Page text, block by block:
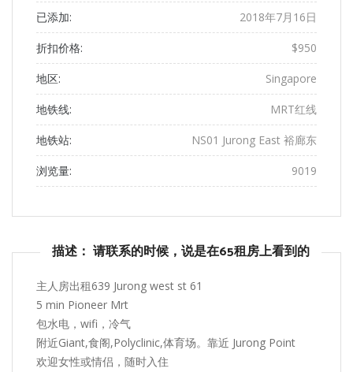
已添加: 2018年7月16日
折扣价格: $950
地区: Singapore
地铁线: MRT红线
地铁站: NS01 Jurong East 裕廊东
浏览量: 9019
描述： 请联系的时候，说是在65租房上看到的
主人房出租639 Jurong west st 61
5 min Pioneer Mrt
包水电，wifi，冷气
附近Giant,食阁,Polyclinic,体育场。靠近 Jurong Point
欢迎女性或情侣，随时入住